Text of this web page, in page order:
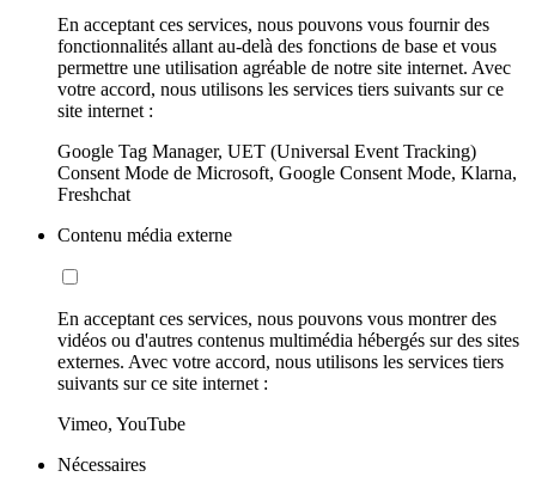
En acceptant ces services, nous pouvons vous fournir des
fonctionnalités allant au-delà des fonctions de base et vous
permettre une utilisation agréable de notre site internet. Avec
votre accord, nous utilisons les services tiers suivants sur ce
site internet :
Google Tag Manager, UET (Universal Event Tracking)
Consent Mode de Microsoft, Google Consent Mode, Klarna,
Freshchat
Contenu média externe
En acceptant ces services, nous pouvons vous montrer des
vidéos ou d'autres contenus multimédia hébergés sur des sites
externes. Avec votre accord, nous utilisons les services tiers
suivants sur ce site internet :
Vimeo, YouTube
Nécessaires